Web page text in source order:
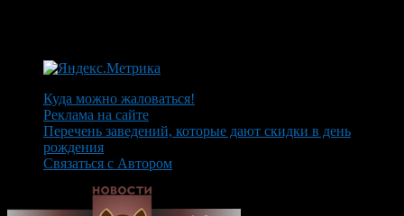
Куда можно жаловаться!
Реклама на сайте
Перечень заведений, которые дают скидки в день
рождения
Связаться с Автором